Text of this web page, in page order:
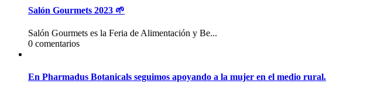
Salón Gourmets 2023 🌱
Salón Gourmets es la Feria de Alimentación y Be...
0 comentarios
En Pharmadus Botanicals seguimos apoyando a la mujer en el medio rural.